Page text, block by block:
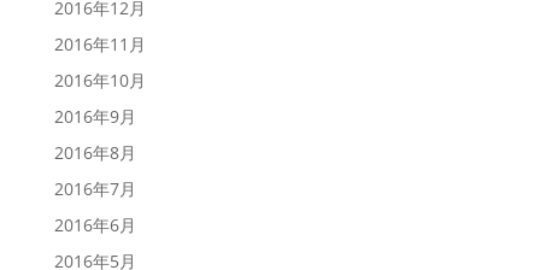
2016年12月
2016年11月
2016年10月
2016年9月
2016年8月
2016年7月
2016年6月
2016年5月